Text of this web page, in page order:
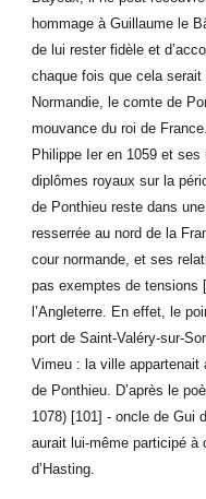
hommage à Guillaume le
de lui rester fidèle et
chaque fois que cela
Normandie, le comte de
mouvance du roi de
Philippe Ier en 1059 et
diplômes royaux sur la
de Ponthieu reste dans
resserrée au nord de la
cour normande, et ses
pas exemptes de tensions
l’Angleterre. En effet, le
port de Saint-Valéry-sur-
Vimeu : la ville appartenait
de Ponthieu. D’après le
1078) [101] - oncle de Gui
aurait lui-même participé
d’Hasting.